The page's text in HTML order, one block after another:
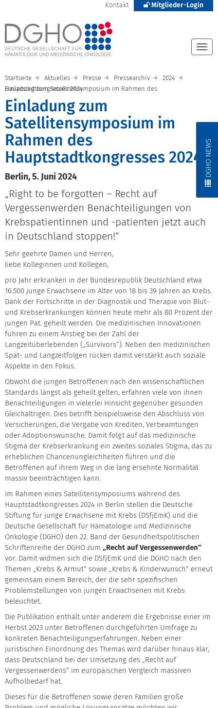
Kontakt Mitglieder-Login
DGHO NEWS
Startseite Aktuelles Presse Pressearchiv
2024
Einladung zum Satellitensymposium im Rahmen des Hauptstadtkongresses 2024
Einladung zum
Satellitensymposium im
Rahmen des
Hauptstadtkongresses 2024
Berlin, 5. Juni 2024
„Right to be forgotten – Recht auf
Vergessenwerden Benachteiligungen von
Krebspatientinnen und -patienten jetzt auch
in Deutschland stoppen!“
Sehr geehrte Damen und Herren,
liebe Kolleginnen und Kollegen,
pro Jahr erkranken in der Bundesrepublik Deutschland etwa
16.500 junge Erwachsene im Alter von 18 bis 39 Jahren an Krebs.
Dank der Fortschritte in der Diagnostik und Therapie von Blut-
und Krebserkrankungen können heute mehr als 80 Prozent der
jungen Pat. geheilt werden. Die medizinischen Innovationen
führen zu einem Anstieg bei der Zahl der
Langzeitüberlebenden („Survivors“). Neben den medizinischen
Spät- und Langzeitfolgen rücken damit verstärkt auch soziale
Aspekte in den Fokus.
Obwohl die jungen Betroffenen nach den wissenschaftlichen
Standards längst als geheilt gelten, erfahren viele von ihnen
Benachteiligungen in vielerlei Hinsicht gegenüber gesunden
Gleichaltrigen. Dies betrifft beispielsweise den Abschluss von
Versicherungen, die Vergabe von Krediten, Verbeamtungen
oder Adoptionswünsche. Damit folgt auf das medizinische
Stigma der Krebserkrankung ein zweites soziales Stigma, das zu
erheblichen Chancenungleichheiten führen und die
Betroffenen auf ihrem Weg in die lang ersehnte Normalität
massiv beeinträchtigen kann.
Im Rahmen eines Satellitensymposiums während des
Hauptstadtkongresses 2024 in Berlin stellen die Deutsche
Stiftung für junge Erwachsene mit Krebs (DSfjEmK) und die
Deutsche Gesellschaft für Hämatologie und Medizinische
Onkologie (DGHO) den 22. Band der Gesundheitspolitischen
Schriftenreihe der DGHO zum „Recht auf Vergessenwerden“
vor. Damit widmen sich die DSfjEmK und die DGHO nach den
Themen „Krebs & Armut“ sowie „Krebs & Kinderwunsch“ erneut
gemeinsam einem Bereich, der die sehr spezifischen
Problemstellungen von jungen Erwachsenen mit Krebs
beleuchtet.
Die Publikation enthält unter anderem die Ergebnisse einer im
Herbst 2023 unter Betroffenen durchgeführten Umfrage zu
konkreten Benachteiligungserfahrungen. Neben einer
juristischen Einordnung des Themas wird darüber hinaus klar,
dass Deutschland bei der Umsetzung des „Recht auf
Vergessenwerdens“ im europäischen Vergleich massiven
Aufholbedarf hat.
Dieses für die Betroffenen sowie deren Familien große